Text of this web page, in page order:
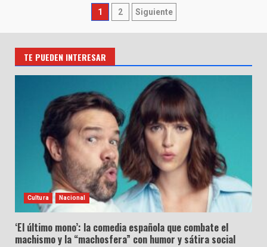
Paginación
de
entradas
1 2 Siguiente
TE PUEDEN INTERESAR
Cultura Nacional
‘El último mono’: la comedia española que combate el
machismo y la “machosfera” con humor y sátira social